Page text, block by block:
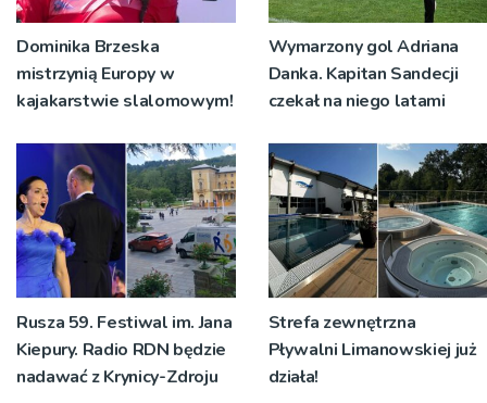
Dominika Brzeska
mistrzynią Europy w
kajakarstwie slalomowym!
Wymarzony gol Adriana
Danka. Kapitan Sandecji
czekał na niego latami
Rusza 59. Festiwal im. Jana
Kiepury. Radio RDN będzie
nadawać z Krynicy-Zdroju
Strefa zewnętrzna
Pływalni Limanowskiej już
działa!